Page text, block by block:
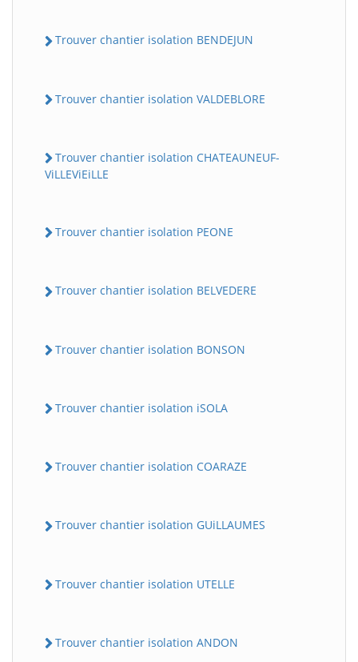
Trouver chantier isolation BENDEJUN
Trouver chantier isolation VALDEBLORE
Trouver chantier isolation CHATEAUNEUF-
ViLLEViEiLLE
Trouver chantier isolation PEONE
Trouver chantier isolation BELVEDERE
Trouver chantier isolation BONSON
Trouver chantier isolation iSOLA
Trouver chantier isolation COARAZE
Trouver chantier isolation GUiLLAUMES
Trouver chantier isolation UTELLE
Trouver chantier isolation ANDON